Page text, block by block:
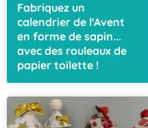
Fabriquez un
calendrier de l'Avent
en forme de sapin...
avec des rouleaux de
papier toilette !